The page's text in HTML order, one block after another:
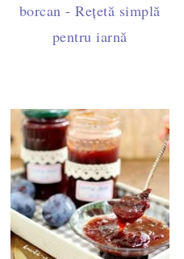
borcan - Rețetă simplă
pentru iarnă